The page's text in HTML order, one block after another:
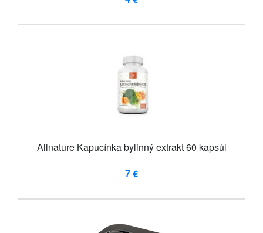
Allnature Kapucínka bylinný extrakt 60 kapsúl
7 €